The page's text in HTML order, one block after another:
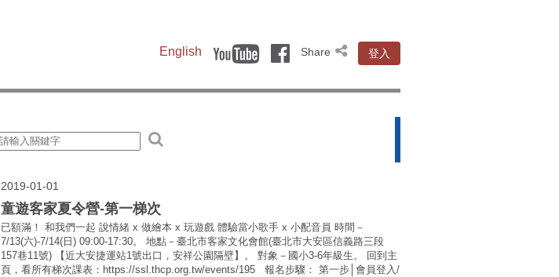
English Share 登入
2019-01-01
童遊客家夏令營-第一梯次
已額滿！ 和我們一起 說情緒 x 做繪本 x 玩遊戲 體驗當小歌手 x 小配音員 時間－
7/13(六)-7/14(日) 09:00-17:30。 地點－臺北市客家文化會館(臺北市大安區信義路三段
157巷11號) 【近大安捷運站1號出口，安祥公園隔壁】。 對象－國小3-6年級生。 回到主
頁，看所有梯次課表：https://ssl.thcp.org.tw/events/195 報名步驟： 第一步│會員登入/